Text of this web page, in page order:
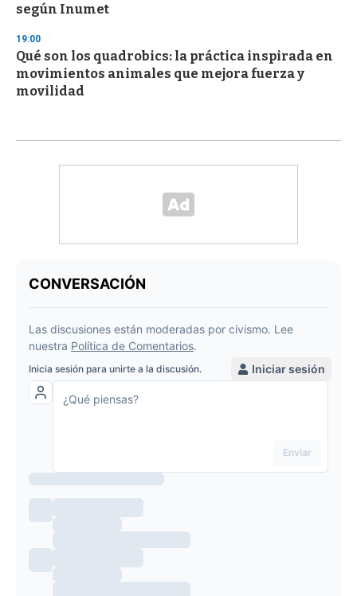
según Inumet
19:00
Qué son los quadrobics: la práctica inspirada en
movimientos animales que mejora fuerza y
movilidad